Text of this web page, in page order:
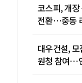
코스피, 개
전환…중동
대우건설,
원청 참여…